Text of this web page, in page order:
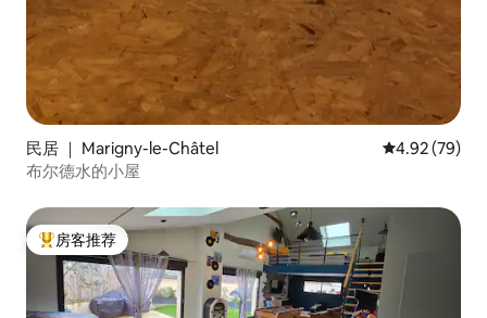
民居 ｜ Marigny-le-Châtel 平均评分
4.92 (79)
布尔德水的小屋
热门「房客推荐」
房客推荐